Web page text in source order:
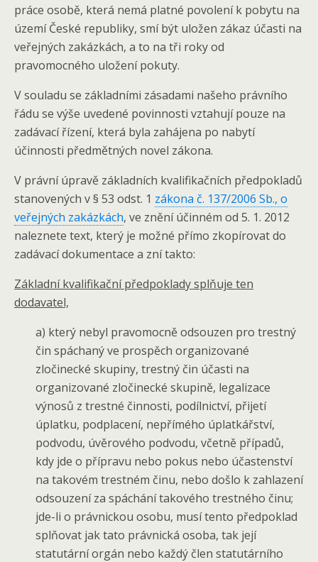
práce osobě, která nemá platné povolení k pobytu na
území České republiky, smí být uložen zákaz účasti na
veřejných zakázkách, a to na tři roky od
pravomocného uložení pokuty.
V souladu se základními zásadami našeho právního
řádu se výše uvedené povinnosti vztahují pouze na
zadávací řízení, která byla zahájena po nabytí
účinnosti předmětných novel zákona.
V právní úpravě základních kvalifikačních předpokladů
stanovených v § 53 odst. 1 zákona č. 137/2006 Sb., o
veřejných zakázkách, ve znění účinném od 5. 1. 2012
naleznete text, který je možné přímo zkopírovat do
zadávací dokumentace a zní takto:
Základní kvalifikační předpoklady splňuje ten
dodavatel,
a) který nebyl pravomocně odsouzen pro trestný
čin spáchaný ve prospěch organizované
zločinecké skupiny, trestný čin účasti na
organizované zločinecké skupině, legalizace
výnosů z trestné činnosti, podílnictví, přijetí
úplatku, podplacení, nepřímého úplatkářství,
podvodu, úvěrového podvodu, včetně případů,
kdy jde o přípravu nebo pokus nebo účastenství
na takovém trestném činu, nebo došlo k zahlazení
odsouzení za spáchání takového trestného činu;
jde-li o právnickou osobu, musí tento předpoklad
splňovat jak tato právnická osoba, tak její
statutární orgán nebo každý člen statutárního